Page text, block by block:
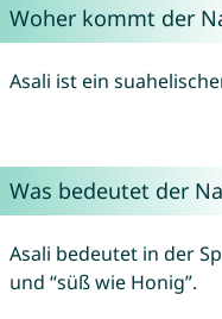
Woher kommt der
Asali ist ein
Was bedeutet der
Asali bedeutet in der
und “süß wie Honig”.